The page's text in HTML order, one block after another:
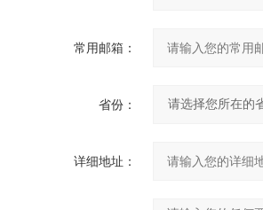
常用邮箱：
省份：
详细地址：